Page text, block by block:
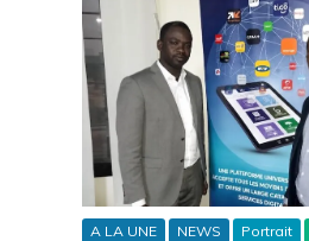
A LA UNE NEWS Portrait